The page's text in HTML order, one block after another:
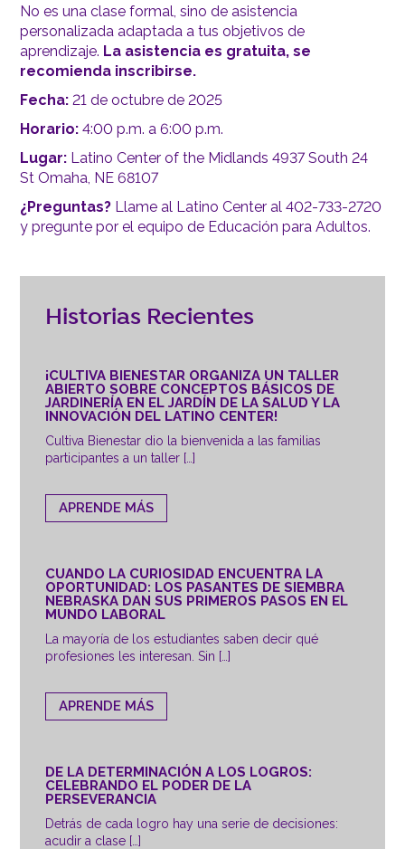
No es una clase formal, sino de asistencia
personalizada adaptada a tus objetivos de
aprendizaje. La asistencia es gratuita, se
recomienda inscribirse.
Fecha: 21 de octubre de 2025
Horario:4:00 p.m. a 6:00 p.m.
Lugar: Latino Center of the Midlands 4937 South 24
St Omaha, NE 68107
¿Preguntas? Llame al Latino Center al 402-733-2720
y pregunte por el equipo de Educación para Adultos.
Historias Recientes
¡CULTIVA BIENESTAR ORGANIZA UN TALLER
ABIERTO SOBRE CONCEPTOS BÁSICOS DE
JARDINERÍA EN EL JARDÍN DE LA SALUD Y LA
INNOVACIÓN DEL LATINO CENTER!
Cultiva Bienestar dio la bienvenida a las familias
participantes a un taller […]
APRENDE MÁS
CUANDO LA CURIOSIDAD ENCUENTRA LA
OPORTUNIDAD: LOS PASANTES DE SIEMBRA
NEBRASKA DAN SUS PRIMEROS PASOS EN EL
MUNDO LABORAL
La mayoría de los estudiantes saben decir qué
profesiones les interesan. Sin […]
APRENDE MÁS
DE LA DETERMINACIÓN A LOS LOGROS:
CELEBRANDO EL PODER DE LA
PERSEVERANCIA
Detrás de cada logro hay una serie de decisiones:
acudir a clase […]